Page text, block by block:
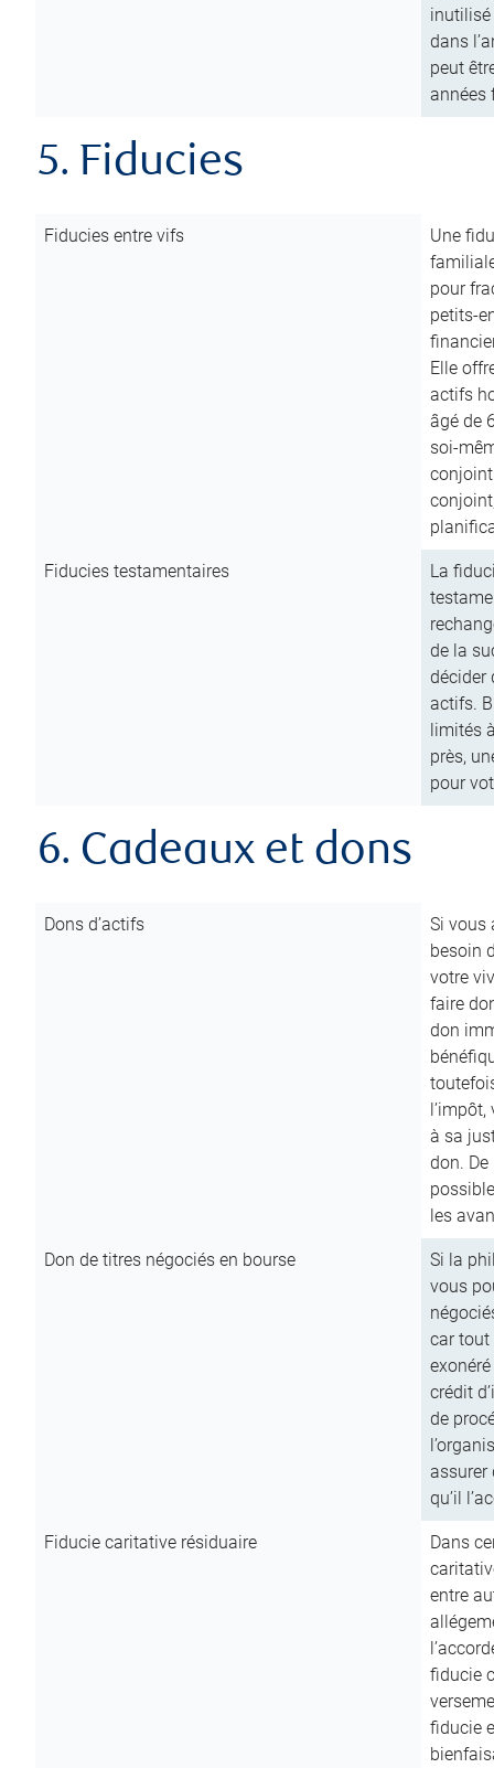
inutilisé
dans
peut
années
5. Fiducies
Fiducies entre vifs
Une
pour
petits-
Elle
actifs
âgé de
soi-
Fiducies testamentaires
La
de la
décider
actifs.
limités
près,
pour
6. Cadeaux et dons
Dons d’actifs
Si vous
besoin
votre
faire
don
à sa
don.
les
Don de titres négociés en bourse
Si la
vous
car tout
crédit
de
assurer
qu’il
Fiducie caritative résiduaire
Dans
entre
fiducie
fiducie